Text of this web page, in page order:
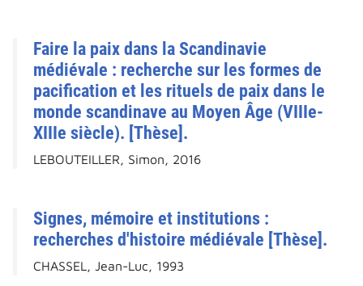
Faire la paix dans la Scandinavie
médiévale : recherche sur les formes de
pacification et les rituels de paix dans le
monde scandinave au Moyen Âge (VIIIe-
XIIIe siècle). [Thèse].
LEBOUTEILLER, Simon, 2016
Signes, mémoire et institutions :
recherches d'histoire médiévale [Thèse].
CHASSEL, Jean-Luc, 1993